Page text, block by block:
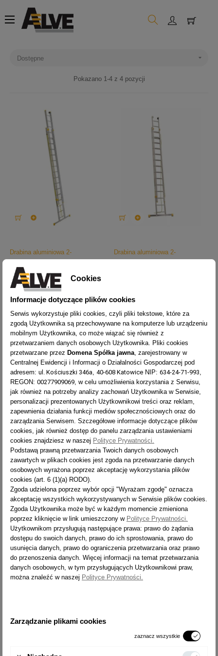
Toggle
navigation
☰
Dostępne 
Pokazano 1-4 z 4 pozycji

Drabina aluminiowa 2-
poszerzona profesjonalna Forte
88XX
Cena
1 587,00 zł

Drabina aluminiowa 2-
Drabina aluminiowa 2-
elementowa wysuwana
poszerzona profesjonalna Forte
87XX
Cena
769,00 zł
Drabina aluminiowa 2-
elementowa wysuwana
Cena
698,00 zł
Pokazano 1-4 z 4 pozycji
DRABINA ALUMINIOWA 2X20
profesjonalne, przeznaczone do intensywnych prac na wysokości.
Doskonale sprawdzają się podczas prac budowlanych oraz
Drabiny dla firmy
o wzmocnionej konstrukcji,
Cookies
Informacje dotyczące plików cookies
Serwis wykorzystuje pliki cookies, czyli pliki tekstowe, które za
zgodą Użytkownika są przechowywane na komputerze lub urządzeniu
mobilnym Użytkownika, co może wiązać się również z
przetwarzaniem danych osobowych Użytkownika. Pliki cookies
przetwarzane przez Domena Spółka jawna, zarejestrowany w
Centralnej Ewidencji i Informacji o Działalności Gospodarczej pod
adresem: ul. Kościuszki 346a, 40-608 Katowice NIP: 634-24-71-993,
REGON: 00277909069, w celu umożliwienia korzystania z Serwisu,
jak również na potrzeby analizy zachowań Użytkownika w Serwisie,
personalizacji prezentowanych Użytkownikowi treści oraz reklam,
zapewnienia działania funkcji mediów społecznościowych oraz do
zarządzania Serwisem. Szczegółowe informacje dotyczące plików
cookies, jak również dostęp do panelu zarządzania ustawieniami
cookies znajdziesz w naszej Polityce Prywatności.
Podstawą prawną przetwarzania Twoich danych osobowych
zawartych w plikach cookies jest zgoda na przetwarzanie danych
osobowych wyrażona poprzez akceptację wykorzystania plików
cookies (art. 6 (1)(a) RODO).
Zgoda udzielona poprzez wybór opcji "Wyrażam zgodę" oznacza
akceptację wszystkich wykorzystywanych w Serwisie plików cookies.
Zgoda Użytkownika może być w każdym momencie zmieniona
poprzez kliknięcie w link umieszczony w Polityce Prywatności.
Użytkownikom przysługują następujące prawa: prawo do żądania
dostępu do swoich danych, prawo do ich sprostowania, prawo do
usunięcia danych, prawo do ograniczenia przetwarzania oraz prawo
do przenoszenia danych. Więcej informacji na temat przetwarzania
danych osobowych, w tym przysługujących Użytkownikowi praw,
można znaleźć w naszej Polityce Prywatności.
Zarządzanie plikami cookies
zaznacz wszystkie